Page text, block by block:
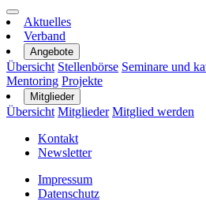
Aktuelles
Verband
Angebote
Übersicht Stellenbörse Seminare und
Mentoring Projekte
Mitglieder
Übersicht Mitglieder Mitglied werden
Kontakt
Newsletter
Impressum
Datenschutz